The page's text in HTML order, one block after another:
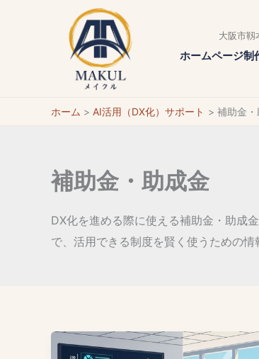
大阪市靱
ホームページ制
ホーム AI活用（DX化）サポート 補助金・
補助金・助成金
DX化を進める際に使える補助金・助成
で、活用できる制度を賢く使うための情